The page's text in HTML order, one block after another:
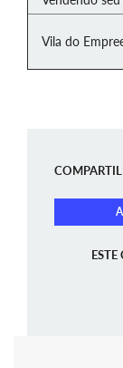
Vila do